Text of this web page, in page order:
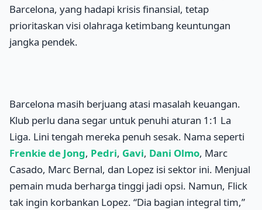
Barcelona, yang hadapi krisis finansial, tetap
prioritaskan visi olahraga ketimbang keuntungan
jangka pendek.
Barcelona masih berjuang atasi masalah keuangan.
Klub perlu dana segar untuk penuhi aturan 1:1 La
Liga. Lini tengah mereka penuh sesak. Nama seperti
Frenkie de Jong, Pedri, Gavi, Dani Olmo, Marc
Casado, Marc Bernal, dan Lopez isi sektor ini. Menjual
pemain muda berharga tinggi jadi opsi. Namun, Flick
tak ingin korbankan Lopez. “Dia bagian integral tim,”